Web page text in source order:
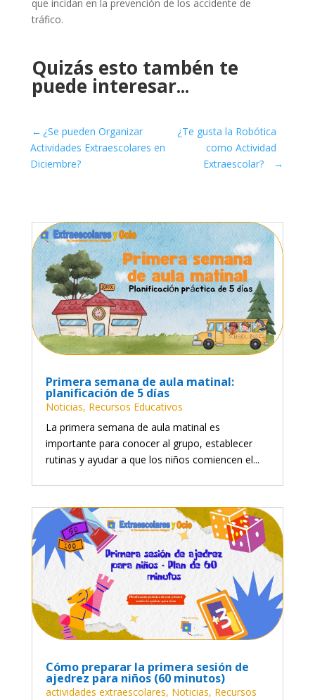
que incidan en la prevención de los accidente de
tráfico.
Quizás esto tambén te
puede interesar...
←¿Se pueden Organizar
Actividades Extraescolares en
Diciembre?
¿Te gusta la Robótica
como Actividad
Extraescolar?
→
Primera semana de aula matinal:
planificación de 5 días
Noticias, Recursos Educativos
La primera semana de aula matinal es
importante para conocer al grupo, establecer
rutinas y ayudar a que los niños comiencen el...
Cómo preparar la primera sesión de
ajedrez para niños (60 minutos)
actividades extraescolares, Noticias, Recursos